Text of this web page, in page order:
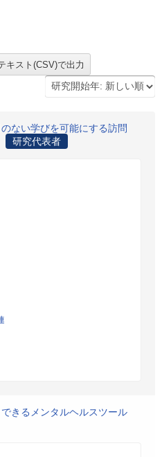
ない学びを可能にする訪問
研究代表者
きるメンタルヘルスツール